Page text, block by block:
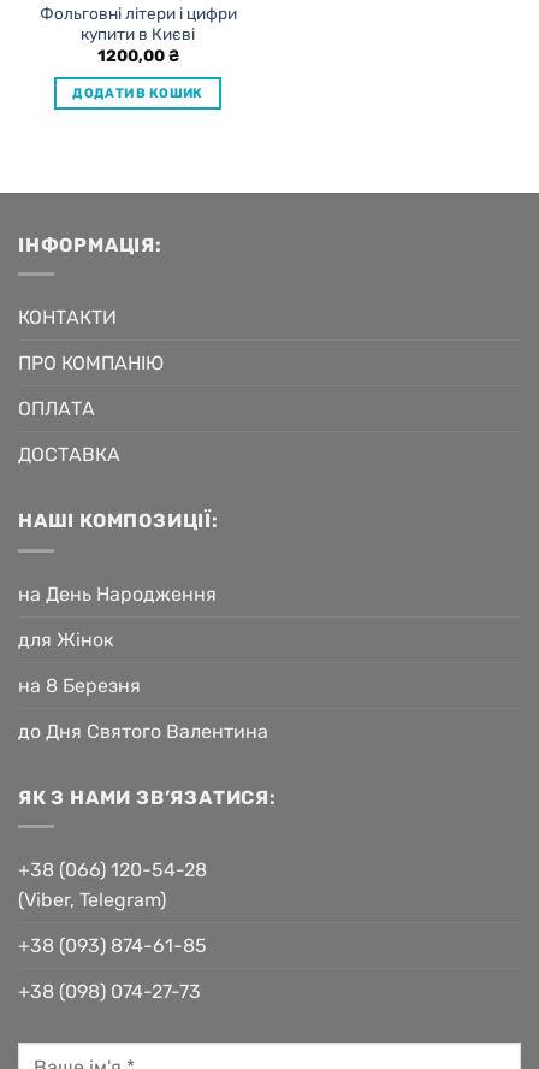
Фольговні літери і цифри
купити в Києві
1200,00₴
ДОДАТИ В КОШИК
ІНФОРМАЦІЯ:
КОНТАКТИ
ПРО КОМПАНІЮ
ОПЛАТА
ДОСТАВКА
НАШІ КОМПОЗИЦІЇ:
на День Народження
для Жінок
на 8 Березня
до Дня Святого Валентина
ЯК З НАМИ ЗВ’ЯЗАТИСЯ:
+38 (066) 120-54-28
(Viber, Telegram)
+38 (093) 874-61-85
+38 (098) 074-27-73